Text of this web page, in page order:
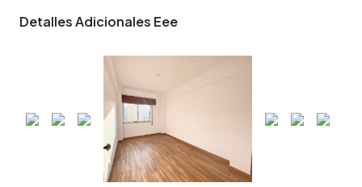
Detalles Adicionales Eee